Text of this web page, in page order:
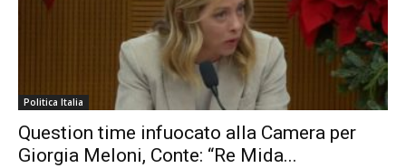
Politica Italia
Question time infuocato alla Camera per
Giorgia Meloni, Conte: “Re Mida...